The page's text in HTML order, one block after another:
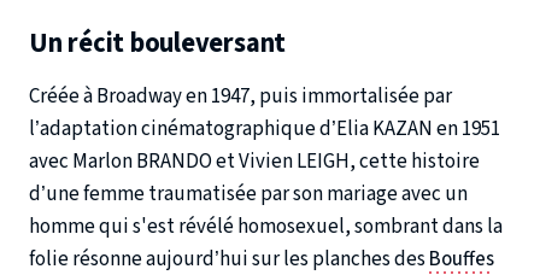
Un récit bouleversant
Créée à Broadway en 1947, puis immortalisée par
l’adaptation cinématographique d’Elia KAZAN en 1951
avec Marlon BRANDO et Vivien LEIGH, cette histoire
d’une femme traumatisée par son mariage avec un
homme qui s'est révélé homosexuel, sombrant dans la
folie résonne aujourd’hui sur les planches des Bouffes